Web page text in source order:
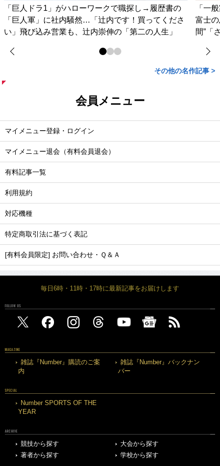
「巨人ドラ1」がハローワークで職探し→履歴書の
「巨人軍」に社内騒然…「辻内です！買ってくださ
い」飛び込み営業も、辻内崇伸の「第二の人生」
「一
富士
間”「
その他の名作記事 >
会員メニュー
マイメニュー登録・ログイン
マイメニュー退会（有料会員退会）
有料記事一覧
利用規約
対応機種
特定商取引法に基づく表記
[有料会員限定] お問い合わせ・Ｑ＆Ａ
毎日6時・11時・17時に最新記事をお届けします
FOLLOW US
MAGAZINE
雑誌『Number』購読のご案
内
雑誌『Number』バックナン
バー
SPECIAL
Number SPORTS OF THE
YEAR
ARCHIVE
競技から探す
大会から探す
著者から探す
学校から探す